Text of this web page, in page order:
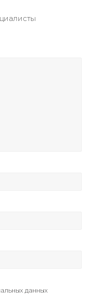
данных